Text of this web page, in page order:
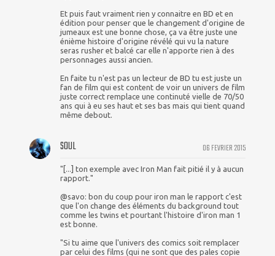
Et puis faut vraiment rien y connaitre en BD et en
édition pour penser que le changement d'origine de
jumeaux est une bonne chose, ça va être juste une
énième histoire d'origine révélé qui vu la nature
seras rusher et balcé car elle n'apporte rien à des
personnages aussi ancien.
En faite tu n'est pas un lecteur de BD tu est juste un
fan de film qui est content de voir un univers de film
juste correct remplace une continuté vielle de 70/50
ans qui à eu ses haut et ses bas mais qui tient quand
même debout.
06 FEVRIER 2015
SOUL
"[...] ton exemple avec Iron Man fait pitié il y à aucun
rapport."
@savo: bon du coup pour iron man le rapport c'est
que l'on change des éléments du background tout
comme les twins et pourtant l'histoire d'iron man 1
est bonne.
"Si tu aime que l'univers des comics soit remplacer
par celui des films (qui ne sont que des pales copie